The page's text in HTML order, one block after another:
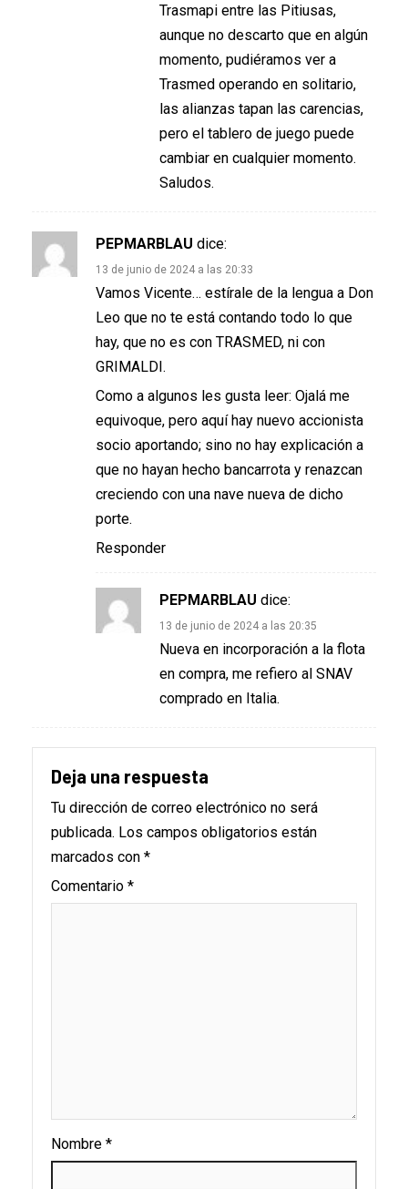
Trasmapi entre las Pitiusas,
aunque no descarto que en algún
momento, pudiéramos ver a
Trasmed operando en solitario,
las alianzas tapan las carencias,
pero el tablero de juego puede
cambiar en cualquier momento.
Saludos.
PEPMARBLAU dice:
13 de junio de 2024 a las 20:33
Vamos Vicente… estírale de la lengua a Don
Leo que no te está contando todo lo que
hay, que no es con TRASMED, ni con
GRIMALDI.
Como a algunos les gusta leer: Ojalá me
equivoque, pero aquí hay nuevo accionista
socio aportando; sino no hay explicación a
que no hayan hecho bancarrota y renazcan
creciendo con una nave nueva de dicho
porte.
Responder
PEPMARBLAU dice:
13 de junio de 2024 a las 20:35
Nueva en incorporación a la flota
en compra, me refiero al SNAV
comprado en Italia.
Deja una respuesta
Tu dirección de correo electrónico no será
publicada. Los campos obligatorios están
marcados con *
Comentario *
Nombre *